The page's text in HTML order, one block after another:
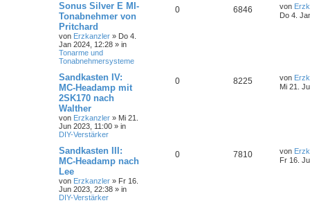
Sonus Silver E MI-
Tonabnehmer von
Pritchard
von Erzkanzler » Do 4.
Jan 2024, 12:28 » in
Tonarme und
Tonabnehmersysteme
0 6846 von
Do 4.
Sandkasten IV:
MC-Headamp mit
2SK170 nach
Walther
von Erzkanzler » Mi 21.
Jun 2023, 11:00 » in
DIY-Verstärker
0 8225 von
Mi 21.
Sandkasten III:
MC-Headamp nach
Lee
von Erzkanzler » Fr 16.
Jun 2023, 22:38 » in
DIY-Verstärker
0 7810 von
Fr 16.